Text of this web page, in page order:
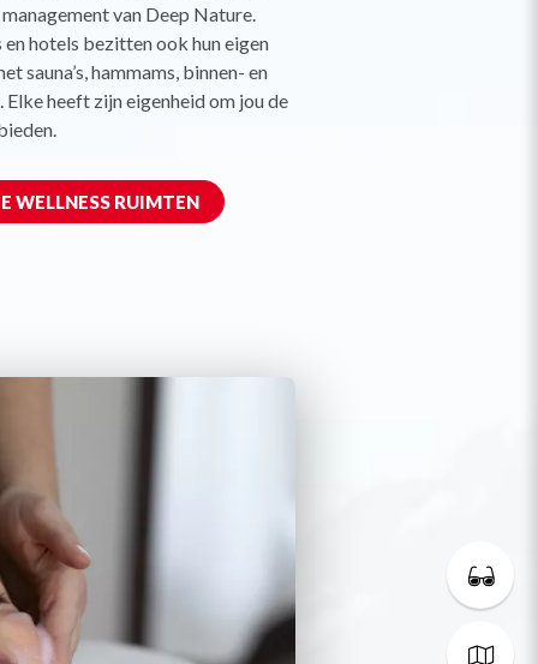
van Deep Nature.
hotels bezitten ook hun eigen
sauna’s, hammams, binnen- en
heeft zijn eigenheid om jou de
WELLNESS RUIMTEN